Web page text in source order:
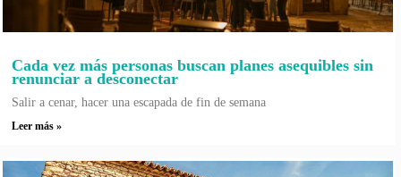
Cada vez más personas buscan planes asequibles sin
renunciar a desconectar
Salir a cenar, hacer una escapada de fin de semana
Leer más »